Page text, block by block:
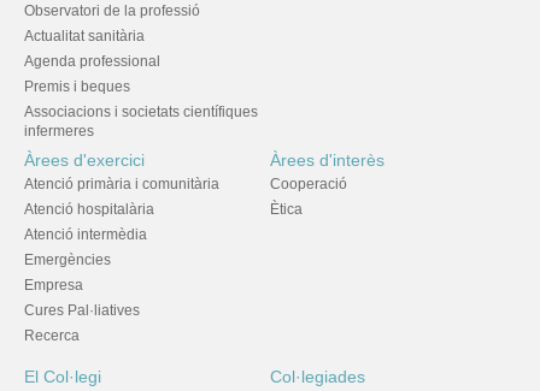
Observatori de la professió
Actualitat sanitària
Agenda professional
Premis i beques
Associacions i societats científiques
infermeres
Àrees d'exercici
Atenció primària i comunitària
Atenció hospitalària
Atenció intermèdia
Emergències
Empresa
Cures Pal·liatives
Recerca
Àrees d'interès
Cooperació
Ètica
El Col·legi Col·legiades